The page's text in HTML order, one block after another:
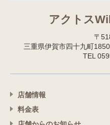
アクトス
〒
三重県伊賀市四十九町
TEL
店舗情報
料金表